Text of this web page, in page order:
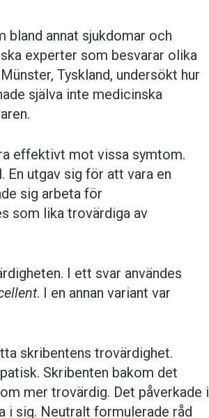
annat sjukdomar och
experter som besvarar olika
Tyskland, undersökt hur
själva inte medicinska
effektivt mot vissa symtom.
En utgav sig för att vara en
sig arbeta för
som lika trovärdiga av
I ett svar användes
. I en annan variant var
skribentens trovärdighet.
Skribenten bakom det
mer trovärdig. Det påverkade i
i sig. Neutralt formulerade råd